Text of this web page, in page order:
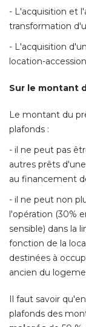
- L'acquisition et
transformation
- L'acquisition
location-
Sur le montant
Le montant du
plafonds :
- il ne peut pas
autres prêts
au financement
- il ne peut non
l'opération (30%
sensible) dans la
fonction de la
destinées à
ancien du
Il faut savoir
plafonds des